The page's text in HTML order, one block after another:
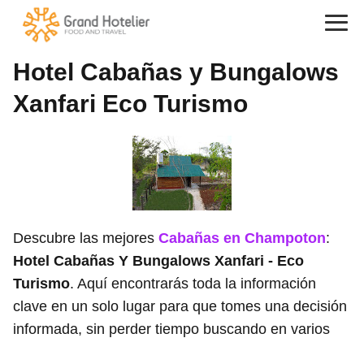
Hotel Cabañas y Bungalows
Xanfari Eco Turismo
Descubre las mejores Cabañas en Champoton:
Hotel Cabañas Y Bungalows Xanfari - Eco
Turismo. Aquí encontrarás toda la información
clave en un solo lugar para que tomes una decisión
informada, sin perder tiempo buscando en varios